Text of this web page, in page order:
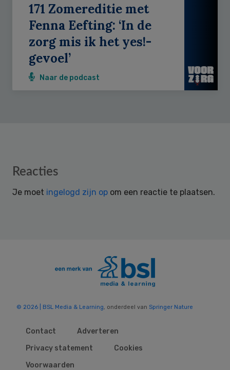
171 Zomereditie met
Fenna Eefting: ‘In de
zorg mis ik het yes!-
gevoel’
Naar de podcast
Reader
Reacties
Je moet ingelogd zijn op om een reactie te plaatsen.
© 2026 | BSL Media & Learning, onderdeel van Springer Nature
Contact
Adverteren
Privacy statement
Cookies
Voorwaarden